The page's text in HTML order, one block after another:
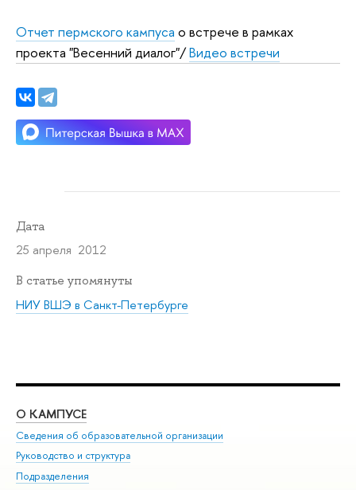
Отчет пермского кампуса о встрече в рамках
проекта "Весенний диалог"/Видео встречи
Дата
25 апреля 2012
В статье упомянуты
НИУ ВШЭ в Санкт-Петербурге
О КАМПУСЕ
Сведения об образовательной организации
Руководство и структура
Подразделения